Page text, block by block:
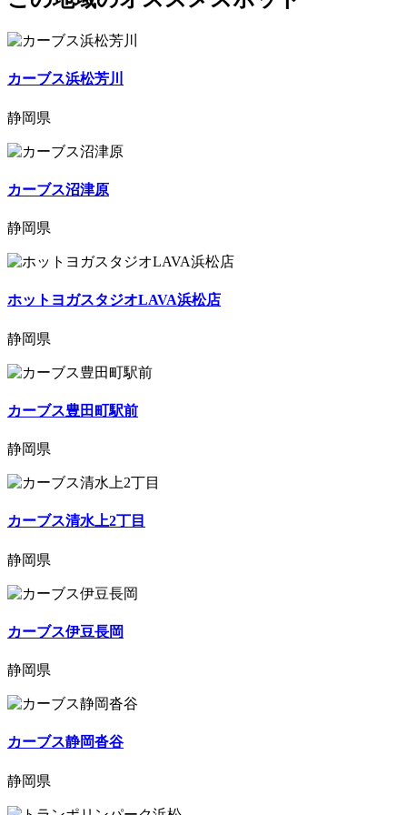
カーブス浜松芳川
静岡県
カーブス沼津原
静岡県
ホットヨガスタジオLAVA浜松店
静岡県
カーブス豊田町駅前
静岡県
カーブス清水上2丁目
静岡県
カーブス伊豆長岡
静岡県
カーブス静岡沓谷
静岡県